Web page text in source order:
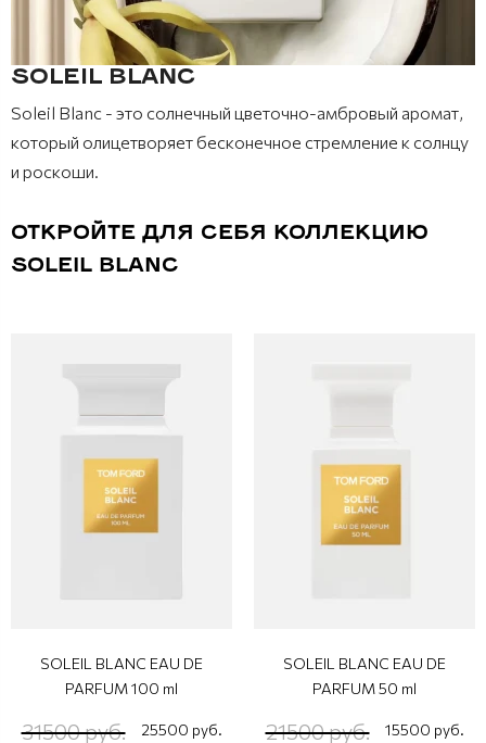
SOLEIL BLANC
Soleil Blanc - это солнечный цветочно-амбровый аромат,
который олицетворяет бесконечное стремление к солнцу
и роскоши.
ОТКРОЙТЕ ДЛЯ СЕБЯ КОЛЛЕКЦИЮ
SOLEIL BLANC
SOLEIL BLANC EAU DE
PARFUM 100 ml
31500 руб. 25500 руб.
SOLEIL BLANC EAU DE
PARFUM 50 ml
21500 руб. 15500 руб.